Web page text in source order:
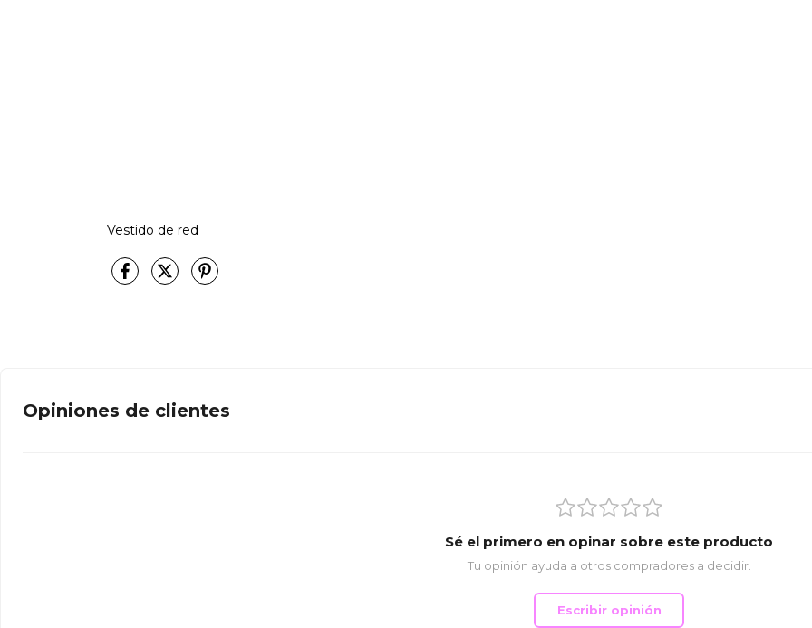
Vestido de red
Opiniones de clientes
Sé el primero en opinar sobre este producto
Tu opinión ayuda a otros compradores a decidir.
Escribir opinión